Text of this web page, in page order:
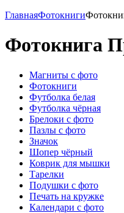
ГлавнаяФотокниги
Фотокнига
Магниты с фото
Фотокниги
Футболка белая
Футболка чёрная
Брелоки с фото
Пазлы с фото
Значок
Шопер чёрный
Коврик для мышки
Тарелки
Подушки с фото
Печать на кружке
Календари с фото